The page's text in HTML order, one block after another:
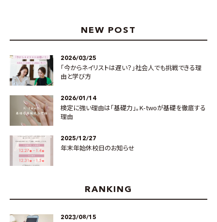
NEW POST
2026/03/25
「今からネイリストは遅い？」社会人でも挑戦できる理
由と学び方
2026/01/14
検定に強い理由は「基礎力」。K-twoが基礎を徹底する
理由
2025/12/27
年末年始休校日のお知らせ
RANKING
2023/08/15